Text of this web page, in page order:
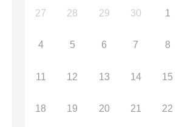
27 28 29 30 1
4 5 6 7 8
11 12 13 14 15
18 19 20 21 22